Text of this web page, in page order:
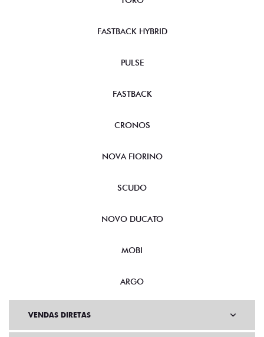
PULSE
FASTBACK
CRONOS
NOVA FIORINO
SCUDO
NOVO DUCATO
MOBI
ARGO
VENDAS PARA PCD